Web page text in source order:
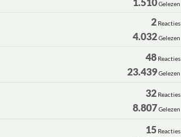
Gelezen
2 Reacties
4.032Gelezen
48 Reacties
23.439Gelezen
32 Reacties
8.807Gelezen
15 Reacties